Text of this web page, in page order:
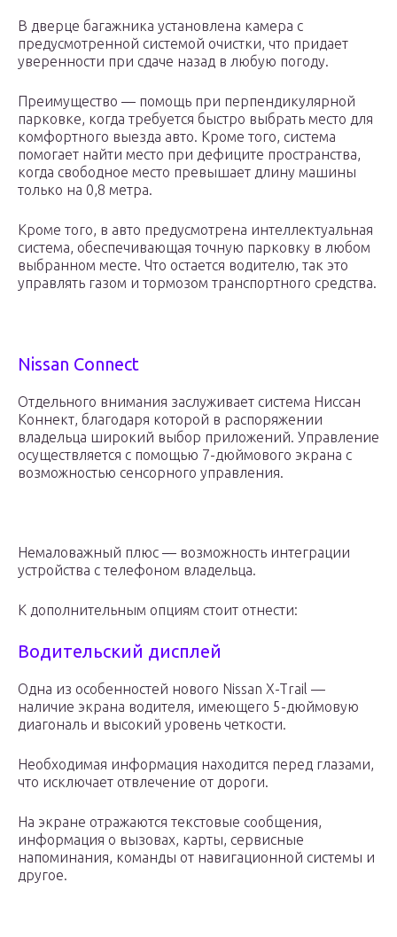
В дверце багажника установлена камера с
предусмотренной системой очистки, что придает
уверенности при сдаче назад в любую погоду.
Преимущество — помощь при перпендикулярной
парковке, когда требуется быстро выбрать место для
комфортного выезда авто. Кроме того, система
помогает найти место при дефиците пространства,
когда свободное место превышает длину машины
только на 0,8 метра.
Кроме того, в авто предусмотрена интеллектуальная
система, обеспечивающая точную парковку в любом
выбранном месте. Что остается водителю, так это
управлять газом и тормозом транспортного средства.
Nissan Connect
Отдельного внимания заслуживает система Ниссан
Коннект, благодаря которой в распоряжении
владельца широкий выбор приложений. Управление
осуществляется с помощью 7-дюймового экрана с
возможностью сенсорного управления.
Немаловажный плюс — возможность интеграции
устройства с телефоном владельца.
К дополнительным опциям стоит отнести:
Водительский дисплей
Одна из особенностей нового Nissan X-Trail —
наличие экрана водителя, имеющего 5-дюймовую
диагональ и высокий уровень четкости.
Необходимая информация находится перед глазами,
что исключает отвлечение от дороги.
На экране отражаются текстовые сообщения,
информация о вызовах, карты, сервисные
напоминания, команды от навигационной системы и
другое.